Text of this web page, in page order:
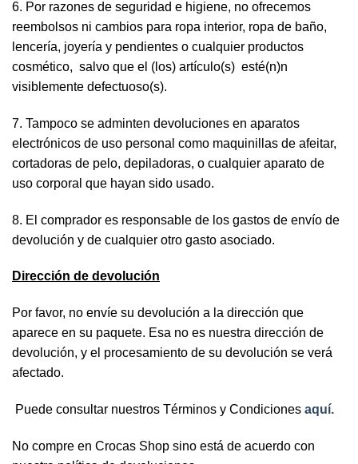
6. Por razones de seguridad e higiene, no ofrecemos
reembolsos ni cambios para ropa interior, ropa de baño,
lencería, joyería y pendientes o cualquier productos
cosmético, salvo que el (los) artículo(s) esté(n)n
visiblemente defectuoso(s).
7. Tampoco se adminten devoluciones en aparatos
electrónicos de uso personal como maquinillas de afeitar,
cortadoras de pelo, depiladoras, o cualquier aparato de
uso corporal que hayan sido usado.
8. El comprador es responsable de los gastos de envío de
devolución y de cualquier otro gasto asociado.
Dirección de devolución
Por favor, no envíe su devolución a la dirección que
aparece en su paquete. Esa no es nuestra dirección de
devolución, y el procesamiento de su devolución se verá
afectado.
Puede consultar nuestros Términos y Condiciones aquí.
No compre en Crocas Shop sino está de acuerdo con